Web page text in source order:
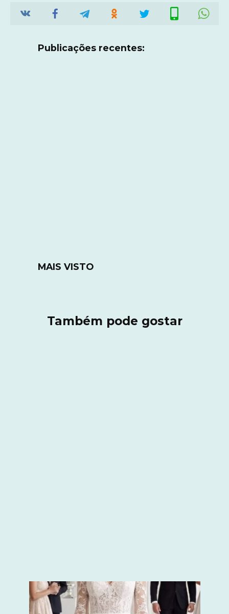
Publicações recentes:
MAIS VISTO
Também pode gostar